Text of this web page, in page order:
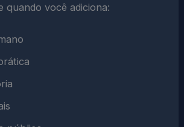
quando você adiciona: